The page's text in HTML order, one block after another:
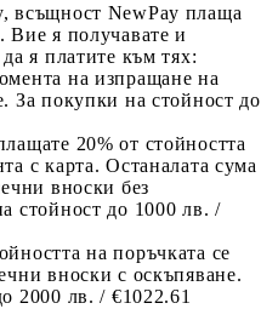
всъщност NewPay плаща
Вие я получавате и
я платите към тях:
на изпращане на
За покупки на стойност до
20% от стойността
с карта. Останалата сума
вноски без
стойност до 1000 лв. /
на поръчката се
вноски с оскъпяване.
2000 лв. / €1022.61